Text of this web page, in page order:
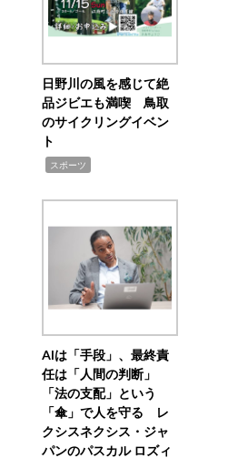
日野川の風を感じて絶
品ジビエも満喫 鳥取
のサイクリングイベン
ト
スポーツ
AIは「手段」、最終責
任は「人間の判断」
「法の支配」という
「傘」で人を守る レ
クシスネクシス・ジャ
パンのパスカル ロズィ